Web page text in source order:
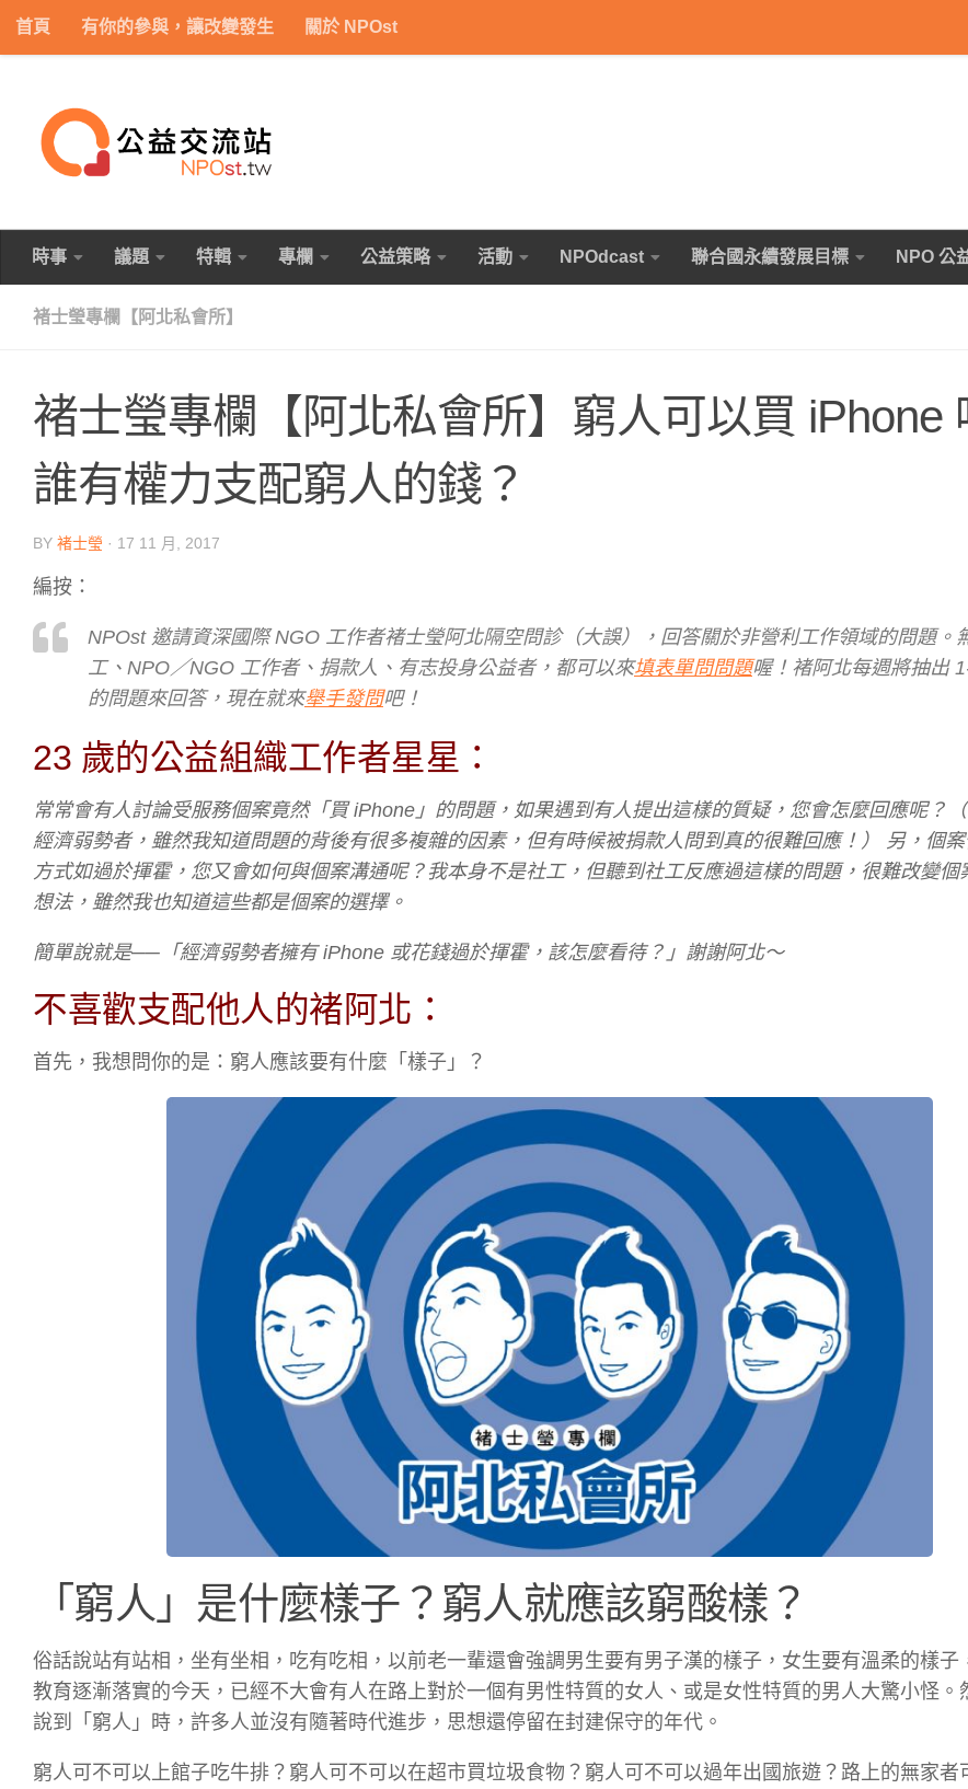
Skip to content
首頁 有你的參與，讓改變發生 關於 NPOst
時事 議題 特輯 專欄 公益策略 活動 NPOdcast 聯合國永續發展目標 NPO 公
褚士瑩專欄【阿北私會所】
褚士瑩專欄【阿北私會所】窮人可以買 iPhone
誰有權力支配窮人的錢？
BY 褚士瑩 · 17 11 月, 2017
編按：
NPOst 邀請資深國際 NGO 工作者褚士瑩阿北隔空問診（大誤），回答關於非營利工作領域的問題。
工、NPO／NGO 工作者、捐款人、有志投身公益者，都可以來填表單問問題喔！褚阿北每週將抽出
的問題來回答，現在就來舉手發問吧！
23 歲的公益組織工作者星星：
常常會有人討論受服務個案竟然「買 iPhone」的問題，如果遇到有人提出這樣的質疑，您會怎麼回應呢？
經濟弱勢者，雖然我知道問題的背後有很多複雜的因素，但有時候被捐款人問到真的很難回應！） 另，個
方式如過於揮霍，您又會如何與個案溝通呢？我本身不是社工，但聽到社工反應過這樣的問題，很難改變個
想法，雖然我也知道這些都是個案的選擇。
簡單說就是── 「經濟弱勢者擁有 iPhone 或花錢過於揮霍，該怎麼看待？」謝謝阿北～
不喜歡支配他人的褚阿北：
首先，我想問你的是：窮人應該要有什麼「樣子」？
「窮人」是什麼樣子？窮人就應該窮酸樣？
俗話說站有站相，坐有坐相，吃有吃相，以前老一輩還會強調男生要有男子漢的樣子，女生要有溫柔的樣子
教育逐漸落實的今天，已經不大會有人在路上對於一個有男性特質的女人、或是女性特質的男人大驚小怪。
說到「窮人」時，許多人並沒有隨著時代進步，思想還停留在封建保守的年代。
窮人可不可以上館子吃牛排？窮人可不可以在超市買垃圾食物？窮人可不可以過年出國旅遊？路上的無家者